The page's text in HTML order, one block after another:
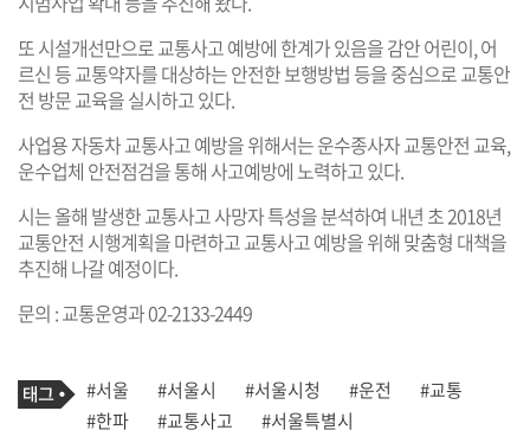
또 시설개선만으로 교통사고 예방에 한계가 있음을 감안 어린이, 어
르신 등 교통약자를 대상하는 안전한 보행방법 등을 중심으로 교통안
전 방문 교육을 실시하고 있다.
사업용 자동차 교통사고 예방을 위해서는 운수종사자 교통안전 교육,
운수업체 안전점검을 통해 사고예방에 노력하고 있다.
시는 올해 발생한 교통사고 사망자 특성을 분석하여 내년 초 2018년
교통안전 시행계획을 마련하고 교통사고 예방을 위해 맞춤형 대책을
추진해 나갈 예정이다.
문의 : 교통운영과 02-2133-2449
기
사
관
태
그
#서울 #서울시 #서울시청 #운전
#교통
#한파
#교통사고
#서울특별시